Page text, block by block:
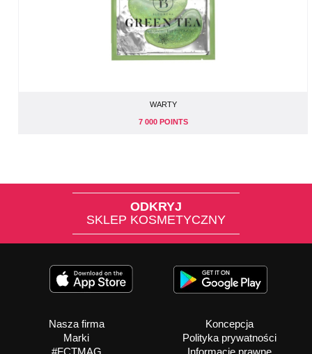
WARTY
7 000 POINTS
ODKRYJ
SKLEP KOSMETYCZNY
Nasza firma
Marki
#FCTMAG
Koncepcja
Polityka prywatności
Informacje prawne